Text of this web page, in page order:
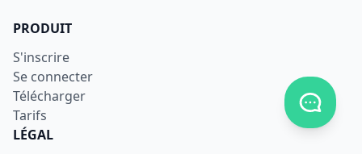
PRODUIT
S'inscrire
Se connecter
Télécharger
Tarifs
LÉGAL